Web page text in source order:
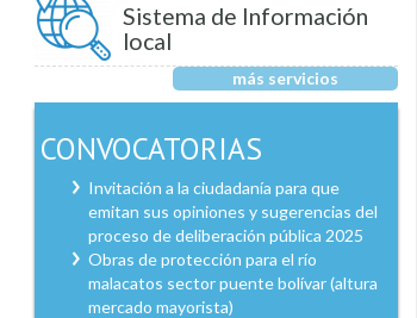
Sistema de Información
local
más servicios
CONVOCATORIAS
Invitación a la ciudadanía para que
emitan sus opiniones y sugerencias del
proceso de deliberación pública 2025
Obras de protección para el río
malacatos sector puente bolívar (altura
mercado mayorista)